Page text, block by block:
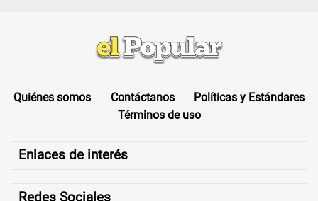
Quiénes somos Contáctanos
Políticas y Estándares
Términos de uso
Enlaces de interés
Redes Sociales